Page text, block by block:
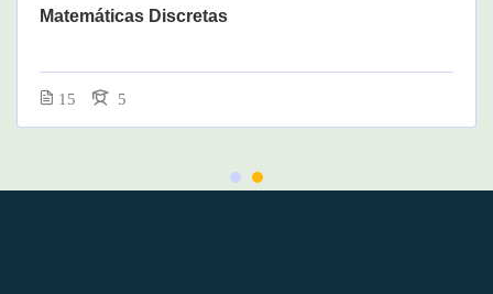
Matemáticas Discretas
15 5